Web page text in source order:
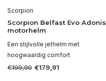
Scorpion
Scorpion Belfast Evo Adonis
motorhelm
Een stijlvolle jethelm met
hoogwaardig comfort
€199,90 €179,91